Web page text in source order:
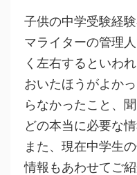
子供の中学受験経
マライターの管理
く左右するといわ
おいたほうがよか
らなかったこと、
どの本当に必要な
また、現在中学生
情報もあわせてご